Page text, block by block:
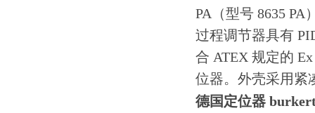
PA（型号 8635
过程调节器具有
合 ATEX 规定的
位器。外壳采用紧
德国定位器